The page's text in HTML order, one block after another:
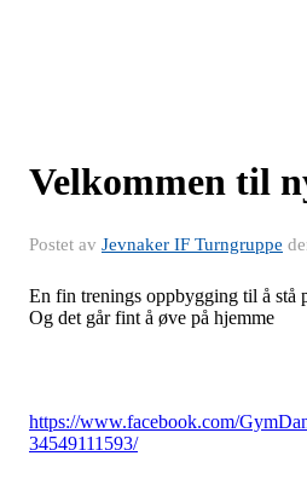
Velkommen til
Postet av Jevnaker IF Turngruppe
En fin trenings oppbygging til å stå
Og det går fint å øve på hjemme
https://www.facebook.com/
34549111593/